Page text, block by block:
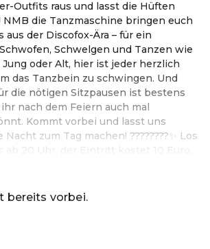
Outfits raus und lasst die Hüften
NMB die Tanzmaschine bringen euch
aus der Discofox-Ära – für ein
Schwelgen und Tanzen wie
Jung oder Alt, hier ist jeder herzlich
das Tanzbein zu schwingen. Und
die nötigen Sitzpausen ist bestens
nach dem Feiern auch mal
Kommt vorbei und lasst uns
zum Tag machen! ????????✨ Los
ab 20 Uhr, der Eintritt kostet 10 Euro.
bereits vorbei.